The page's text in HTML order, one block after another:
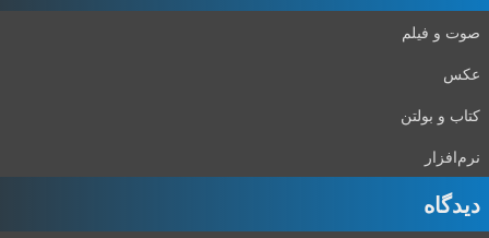
صوت و فیلم
عکس
کتاب و بولتن
نرم‌افزار
دیدگاه‌